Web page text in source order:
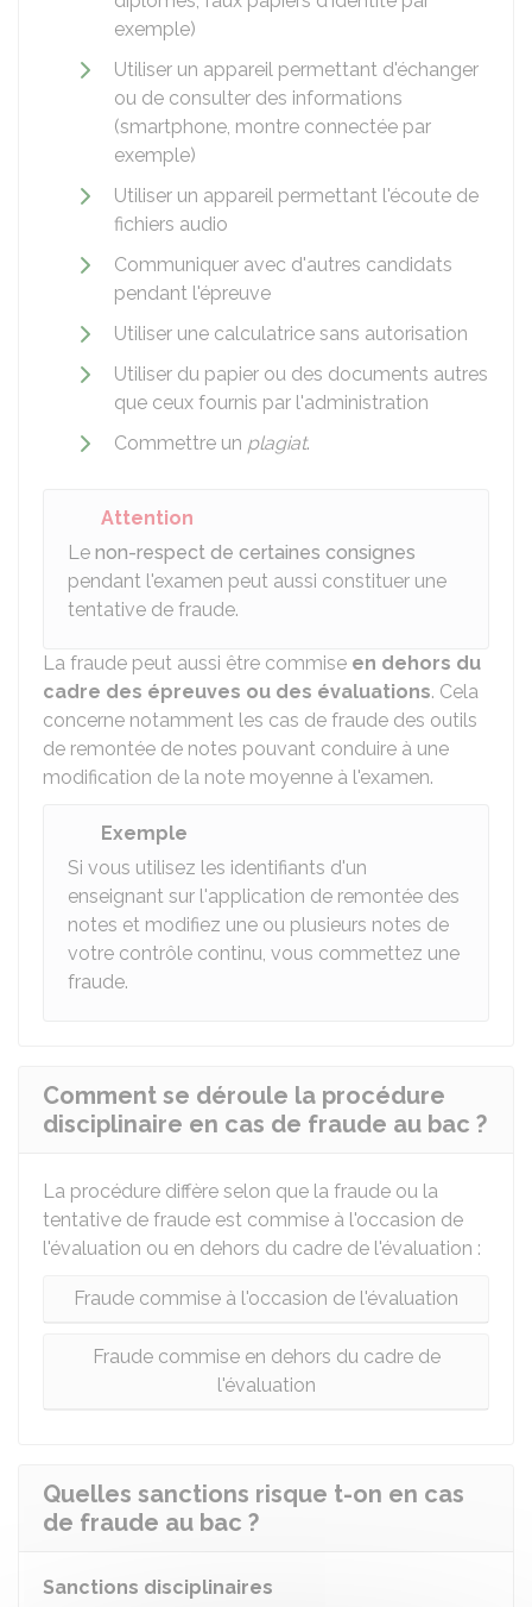
exemple)
Utiliser un appareil permettant d'échanger
ou de consulter des informations
(smartphone, montre connectée par
exemple)
Utiliser un appareil permettant l'écoute de
fichiers audio
Communiquer avec d'autres candidats
pendant l'épreuve
Utiliser une calculatrice sans autorisation
Utiliser du papier ou des documents autres
que ceux fournis par l'administration
Commettre un plagiat.
Attention
Le non-respect de certaines consignes
pendant l'examen peut aussi constituer une
tentative de fraude.
La fraude peut aussi être commise en dehors du
cadre des épreuves ou des évaluations. Cela
concerne notamment les cas de fraude des outils
de remontée de notes pouvant conduire à une
modification de la note moyenne à l'examen.
Exemple
Si vous utilisez les identifiants d'un
enseignant sur l'application de remontée des
notes et modifiez une ou plusieurs notes de
votre contrôle continu, vous commettez une
fraude.
Comment se déroule la procédure
disciplinaire en cas de fraude au bac ?
La procédure diffère selon que la fraude ou la
tentative de fraude est commise à l'occasion de
l'évaluation ou en dehors du cadre de l'évaluation :
Fraude commise à l'occasion de l'évaluation
Fraude commise en dehors du cadre de
l'évaluation
Quelles sanctions risque t-on en cas
de fraude au bac ?
Sanctions disciplinaires